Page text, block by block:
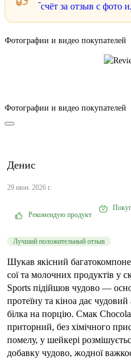
счёт за отзыв с фото
Фотографии и видео покупателей
Фотографии и видео покупателей
Денис
29 июн. 2026 г.
Рекомендую продукт
Лучший положительный отзыв
Шукав якісний
сої та молочних продуктів у
Sports підійшов чудово —
протеїну та кіноа дає
білка на порцію. Смак
приторний, без хімічного
помелу, у шейкері
добавку чудово, жодної